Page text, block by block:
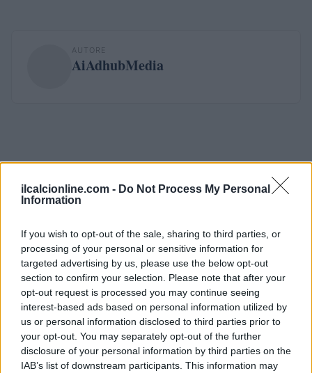
ilcalcionline.com - Do Not Process My Personal
Information
If you wish to opt-out of the sale, sharing to third parties, or
processing of your personal or sensitive information for
targeted advertising by us, please use the below opt-out
section to confirm your selection. Please note that after your
opt-out request is processed you may continue seeing
interest-based ads based on personal information utilized by
us or personal information disclosed to third parties prior to
your opt-out. You may separately opt-out of the further
disclosure of your personal information by third parties on the
IAB’s list of downstream participants. This information may
AUTORE
AiAdhubMedia